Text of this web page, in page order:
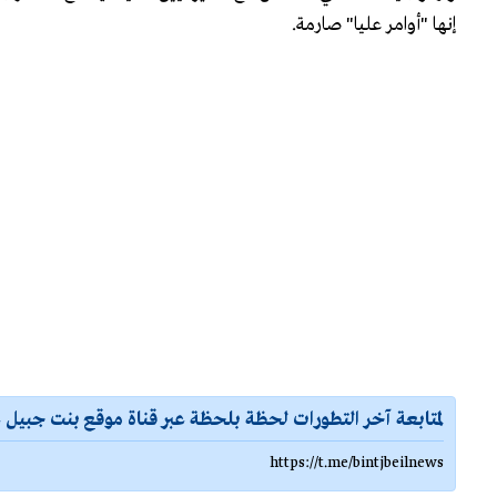
إنها "أوامر عليا" صارمة.
لمتابعة آخر التطورات لحظة بلحظة عبر قناة موقع بنت جبيل
https://t.me/bintjbeilnews